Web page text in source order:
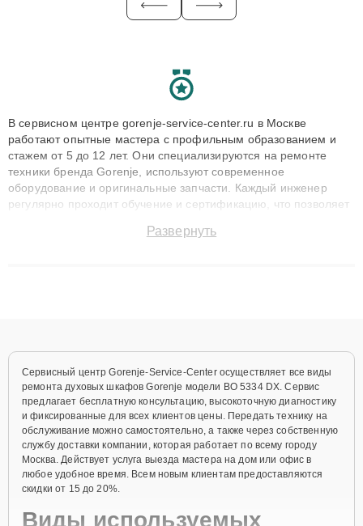
В сервисном центре gorenje-service-center.ru в Москве
работают опытные мастера с профильным образованием и
стажем от 5 до 12 лет. Они специализируются на ремонте
техники бренда Gorenje, используют современное
оборудование и оригинальные запчасти. Каждый инженер
регулярно проходит обучение и сертификацию, что позволяет
технику с сохранением гарантии до 3 лет. Наши мастера
Развернуть
Сервисный центр Gorenje-Service-Center осуществляет все виды
ремонта духовых шкафов Gorenje модели BO 5334 DX. Сервис
предлагает бесплатную консультацию, высокоточную диагностику
и фиксированные для всех клиентов цены. Передать технику на
обслуживание можно самостоятельно, а также через собственную
службу доставки компании, которая работает по всему городу
Москва. Действует услуга выезда мастера на дом или офис в
любое удобное время. Всем новым клиентам предоставляются
скидки от 15 до 20%.
Виды используемых